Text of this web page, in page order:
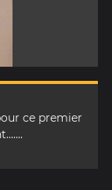
ce premier